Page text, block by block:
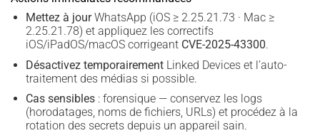
Mettez à jourWhatsApp (iOS ≥ 2.25.21.73 · Mac ≥
2.25.21.78) et appliquez les correctifs
iOS/iPadOS/macOS corrigeant CVE-2025-43300.
Désactivez temporairementLinked Devices et l’auto-
traitement des médias si possible.
Cas sensibles: forensique — conservez les logs
(horodatages, noms de fichiers, URLs) et procédez à la
rotation des secrets depuis un appareil sain.